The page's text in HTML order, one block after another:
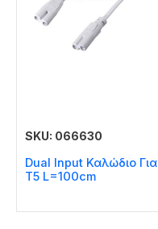
SKU: 066630
Dual Input Καλώδιο Για
T5 L=100cm